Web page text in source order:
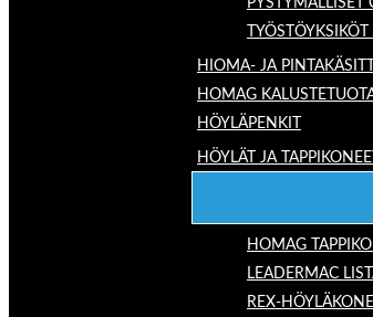
PYSTYMALLISET
HIOMA- JA
HOMAG
HÖYLÄPENKIT
HÖYLÄT JA TAPPIKONEET
HOMAG
LEADERMAC
REX-